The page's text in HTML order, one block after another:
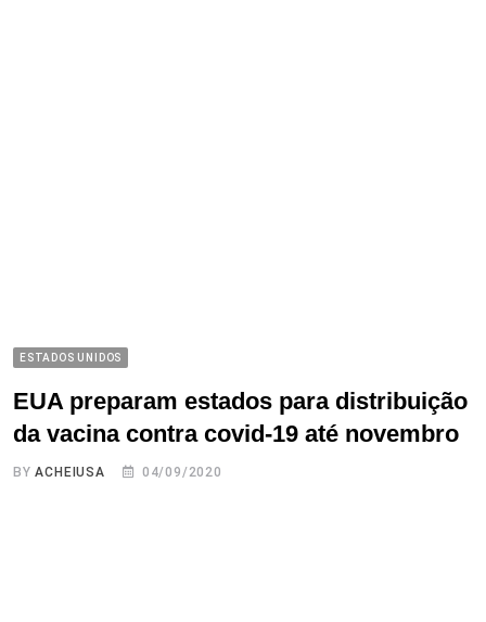
ESTADOS UNIDOS
EUA preparam estados para distribuição
da vacina contra covid-19 até novembro
BYACHEIUSA 04/09/2020